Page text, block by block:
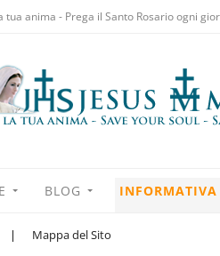
tua anima - Prega il Santo Rosario ogni
BLOG INFORMATIVA
| Mappa del Sito